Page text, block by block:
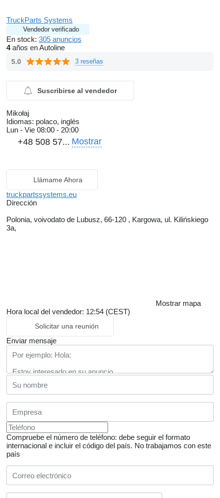
TruckParts Systems
Vendedor verificado
En stock: 305 anuncios
4años en Autoline
5.0 3 reseñas
Suscribirse al vendedor
Mikołaj
Idiomas: polaco, inglés
Lun - Vie 08:00 - 20:00
+48 508 57... Mostrar
Llámame Ahora
truckpartssystems.eu
Dirección
Polonia, voivodato de Lubusz, 66-120 , Kargowa, ul. Kilińskiego
3a,
Mostrar mapa
Hora local del vendedor: 12:54 (CEST)
Solicitar una reunión
Enviar mensaje
Compruebe el número de teléfono: debe seguir el formato
internacional e incluir el código del país. No trabajamos con este
país